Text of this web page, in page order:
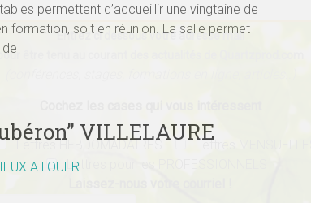
permettent d’accueillir une vingtaine de
formation, soit en réunion. La salle permet
VILLELAURE
A LOUER
Entrez ci dessous votre adresse mail
être tenu au courant des actualités de Quartzprod.com
Lettres HEBDOMADAIRES
Lettres MENSUELLES
Lettres pour les PROFESSIONNELS